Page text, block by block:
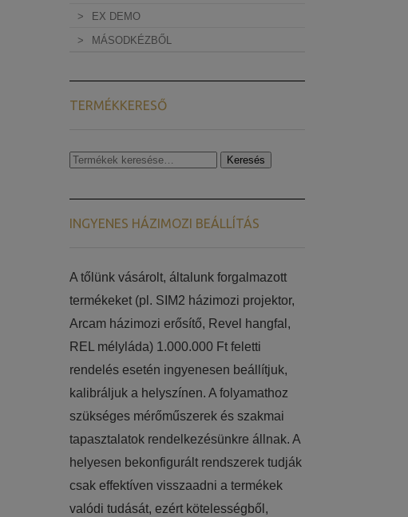
EX DEMO
MÁSODKÉZBŐL
TERMÉKKERESŐ
Keresés
Keresés
INGYENES HÁZIMOZI BEÁLLÍTÁS
​​A tőlünk vásárolt, általunk forgalmazott
termékeket (pl. SIM2 házimozi projektor,
Arcam házimozi erősítő, Revel hangfal,
REL mélyláda) 1.000.000 Ft feletti
rendelés esetén ingyenesen beállítjuk,
kalibráljuk a helyszínen. A folyamathoz
szükséges mérőműszerek és szakmai
tapasztalatok rendelkezésünkre állnak. A
helyesen bekonfigurált rendszerek tudják
csak effektíven visszaadni a termékek
valódi tudását, ezért kötelességből,